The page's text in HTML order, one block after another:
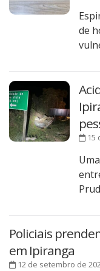
de
15
Policiais
em Ipiranga
12 de setembro de